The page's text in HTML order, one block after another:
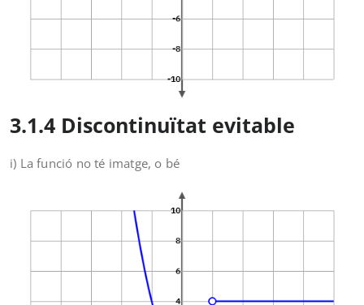
3.1.4 Discontinuïtat evitable
i) La funció no té imatge, o bé